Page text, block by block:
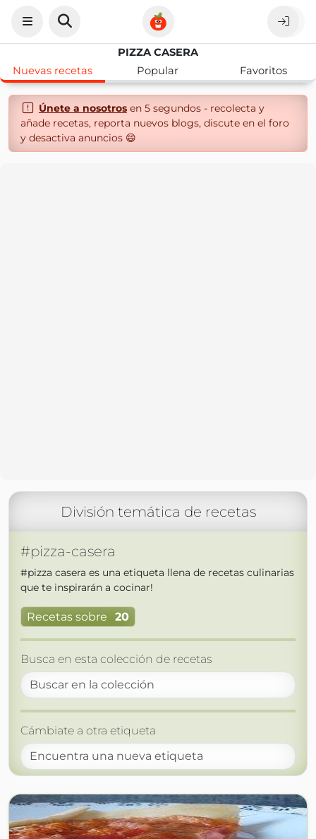
PIZZA CASERA
Nuevas recetas
Popular Favoritos
Únete a nosotrosen 5 segundos - recolecta y
añade recetas, reporta nuevos blogs, discute en el foro
y desactiva anuncios 😄
División temática de recetas
#pizza-casera
#pizza casera es una etiqueta llena de recetas culinarias
que te inspirarán a cocinar!
Recetas sobre 20
Busca en esta colección de recetas
Cámbiate a otra etiqueta